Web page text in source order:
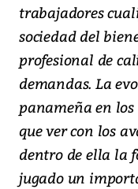
trabajadores
sociedad del
profesional de
demandas. La
panameña en
que ver con los
dentro de ella la
jugado un